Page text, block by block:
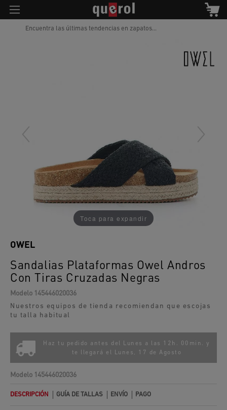
Encuentra las últimas tendencias en zapatos...
Toca para expandir
Sandalias Plataformas Owel Andros
Con Tiras Cruzadas Negras
OWEL
Modelo 145446020036
Nuestros equipos de tienda recomiendan que escojas
tu talla habitual
Haz tu pedido antes del Lunes a las 12h. 00min. y
te llegará el
Lunes, 17 de Agosto
Modelo 145446020036
DESCRIPCIÓN GUÍA DE TALLAS ENVÍO PAGO